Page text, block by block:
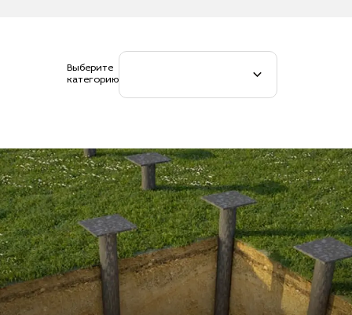
Выберите
категорию